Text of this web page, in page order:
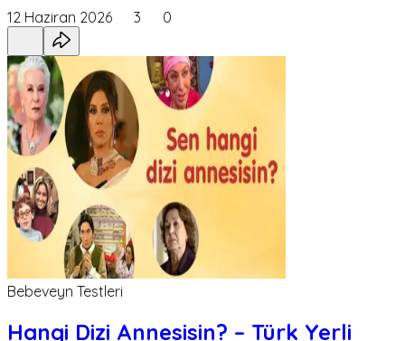
12 Haziran 2026 3 0
Bebeveyn Testleri
Hangi Dizi Annesisin? – Türk Yerli